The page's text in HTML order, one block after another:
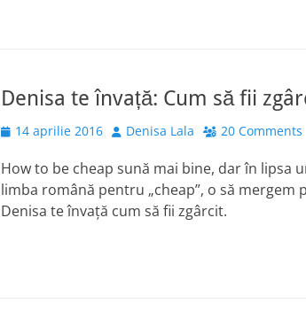
Denisa te învață: Cum să fii
Posted
14 aprilie 2016 Author
Denisa Lala 20 Comments
How to be cheap sună mai bine, dar în lipsa
limba română pentru „cheap”, o să mergem
Denisa te învață cum să fii zgârcit.